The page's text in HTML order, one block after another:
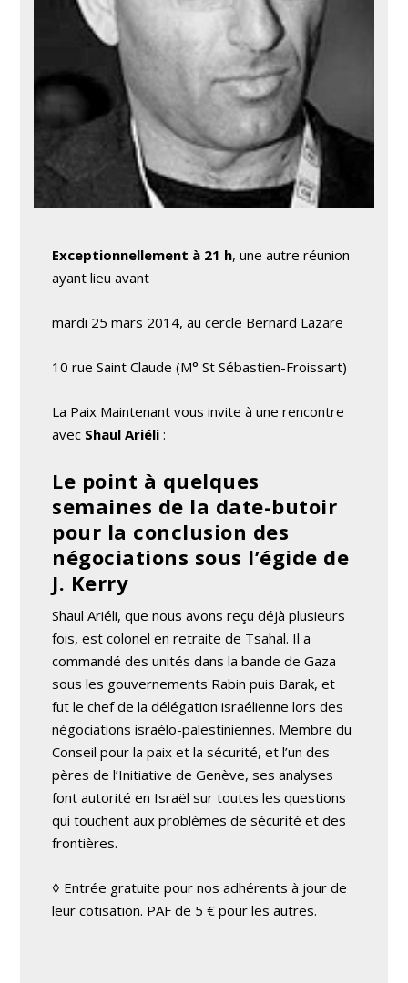
Exceptionnellement à 21 h, une autre réunion
ayant lieu avant
mardi 25 mars 2014, au cercle Bernard Lazare
10 rue Saint Claude (M° St Sébastien-Froissart)
La Paix Maintenant vous invite à une rencontre
avec Shaul Ariéli :
Le point à quelques
semaines de la date-butoir
pour la conclusion des
négociations sous l’égide de
J. Kerry
Shaul Ariéli, que nous avons reçu déjà plusieurs
fois, est colonel en retraite de Tsahal. Il a
commandé des unités dans la bande de Gaza
sous les gouvernements Rabin puis Barak, et
fut le chef de la délégation israélienne lors des
négociations israélo-palestiniennes. Membre du
Conseil pour la paix et la sécurité, et l’un des
pères de l’Initiative de Genève, ses analyses
font autorité en Israël sur toutes les questions
qui touchent aux problèmes de sécurité et des
frontières.
◊ Entrée gratuite pour nos adhérents à jour de
leur cotisation. PAF de 5 € pour les autres.